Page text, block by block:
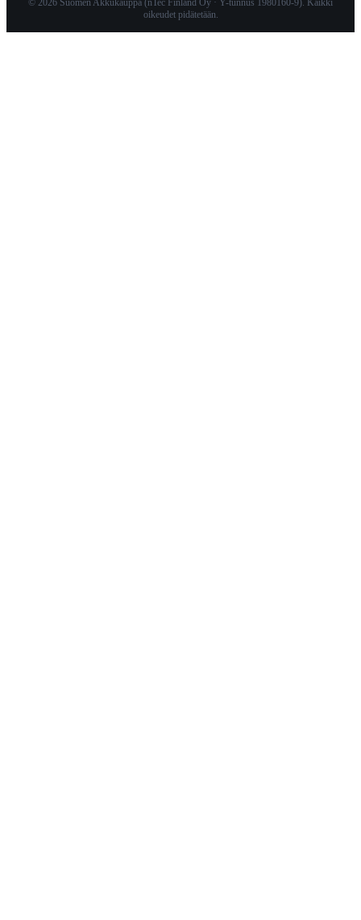
© 2026 Suomen Akkukauppa (nTec Finland Oy · Y-tunnus 1980160-9). Kaikki
oikeudet pidätetään.